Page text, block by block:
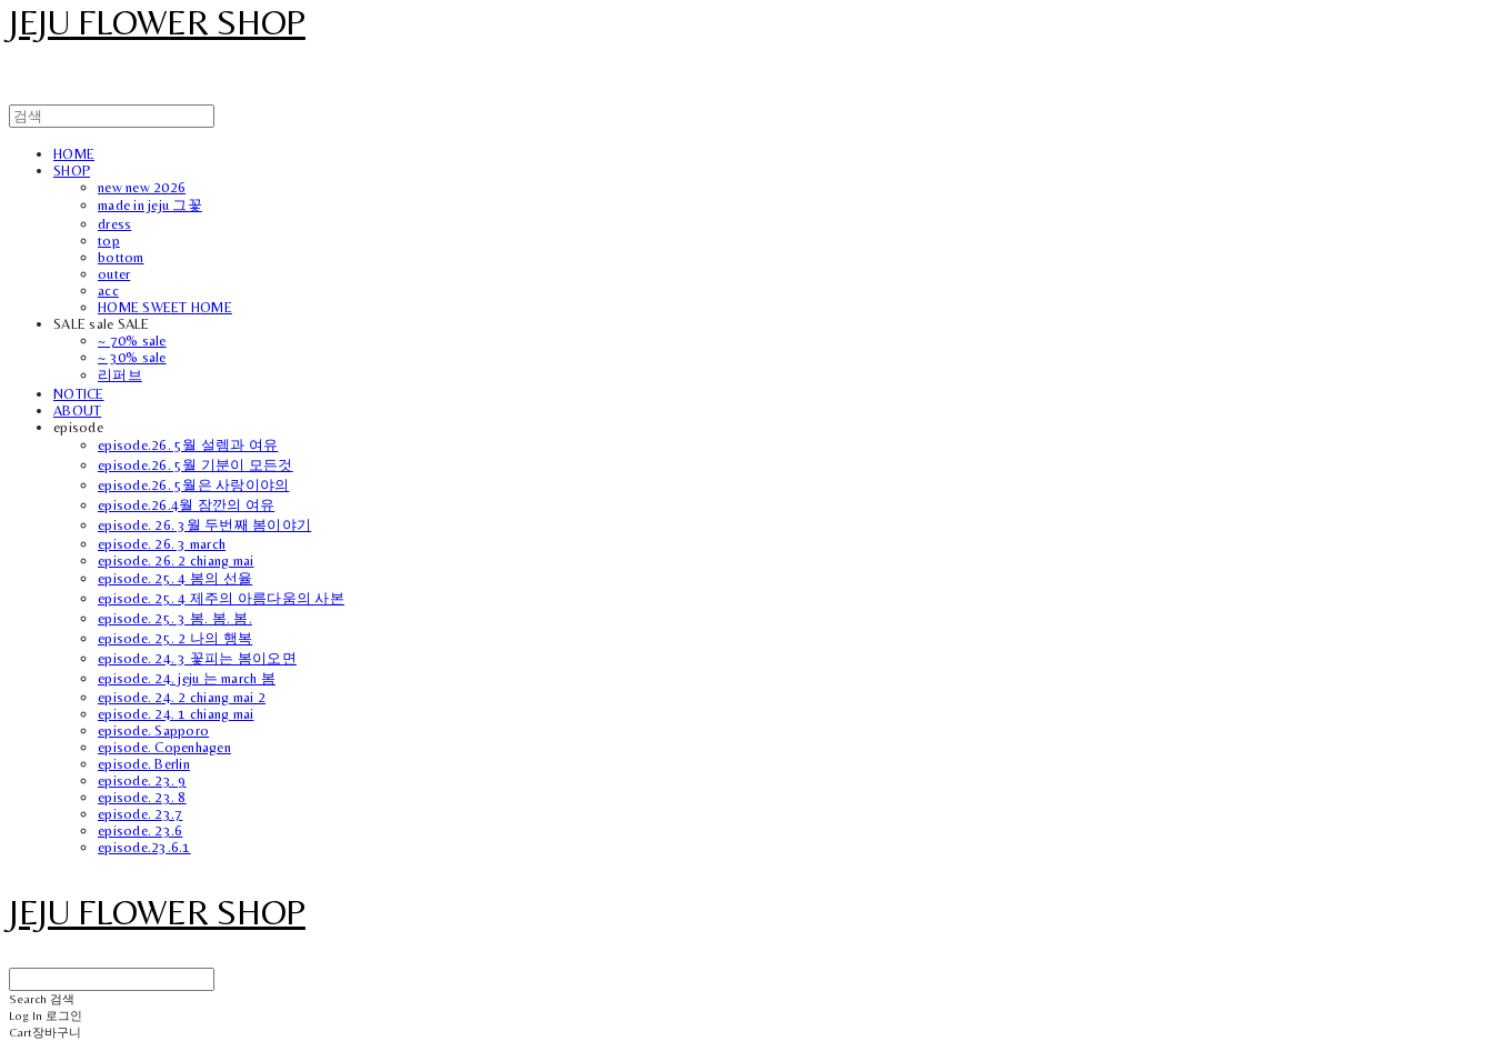
JEJU FLOWER SHOP
HOME
SHOP
new new 2026
made in jeju 그꽃
dress
top
bottom
outer
acc
HOME SWEET HOME
SALE sale SALE
~ 70% sale
~ 30% sale
리퍼브
NOTICE
ABOUT
episode
episode.26. 5월 설렘과 여유
episode.26. 5월 기분이 모든것
episode.26. 5월은 사랑이야의
episode.26.4월 잠깐의 여유
episode. 26. 3월 두번째 봄이야기
episode. 26. 3 march
episode. 26. 2 chiang mai
episode. 25. 4 봄의 선율
episode. 25. 4 제주의 아름다움의 사본
episode. 25. 3 봄. 봄. 봄.
episode. 25. 2 나의 행복
episode. 24. 3 꽃피는 봄이오면
episode. 24. jeju 는 march 봄
episode. 24. 2 chiang mai 2
episode. 24. 1 chiang mai
episode. Sapporo
episode. Copenhagen
episode. Berlin
episode. 23. 9
episode. 23. 8
episode. 23.7
episode. 23.6
episode.23.6.1
JEJU FLOWER SHOP
Search 검색
Log In 로그인
Cart장바구니